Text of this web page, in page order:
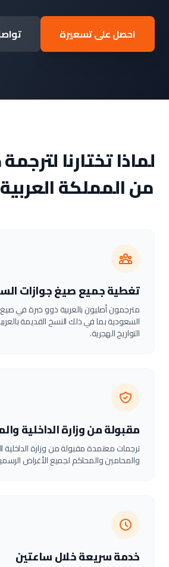
احصل على تسعيرة
لماذا تختارنا
من المملكة
تغطية جميع صيغ جوازات
مترجمون أصليون بالعربية ذوو خبرة في
السعودية بما في ذلك النسخ القديمة
التواريخ الهجرية.
مقبولة من وزارة الداخلية
ترجمات معتمدة مقبولة من وزارة الداخلية
والمحامين والمحاكم لجميع الأغراض
خدمة سريعة خلال ساعتين